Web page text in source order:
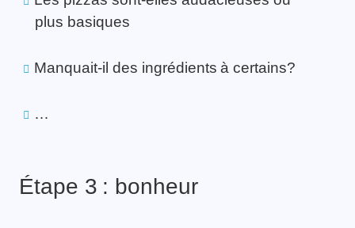
plus basiques
Manquait-il des ingrédients à certains?
…
Étape 3 : bonheur